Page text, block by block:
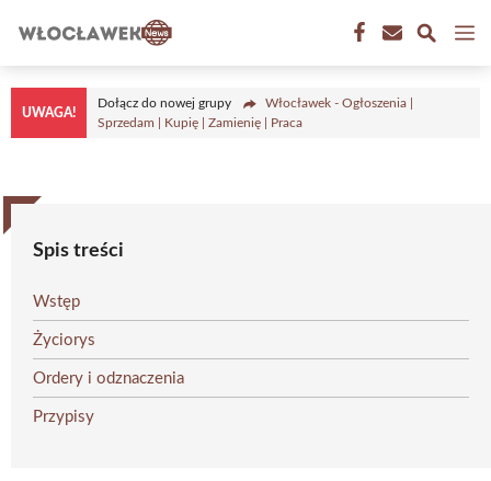
treści
UWAGA!
Dołącz do nowej grupy
Włocławek - Ogłoszenia |
Sprzedam | Kupię | Zamienię | Praca
Spis treści
Wstęp
Życiorys
Ordery i odznaczenia
Przypisy